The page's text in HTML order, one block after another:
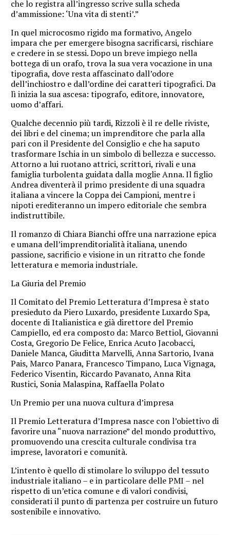
che lo registra all’ingresso scrive sulla scheda
d’ammissione: ‘Una vita di stenti’.”
In quel microcosmo rigido ma formativo, Angelo
impara che per emergere bisogna sacrificarsi, rischiare
e credere in se stessi. Dopo un breve impiego nella
bottega di un orafo, trova la sua vera vocazione in una
tipografia, dove resta affascinato dall’odore
dell’inchiostro e dall’ordine dei caratteri tipografici. Da
lì inizia la sua ascesa: tipografo, editore, innovatore,
uomo d’affari.
Qualche decennio più tardi, Rizzoli è il re delle riviste,
dei libri e del cinema; un imprenditore che parla alla
pari con il Presidente del Consiglio e che ha saputo
trasformare Ischia in un simbolo di bellezza e successo.
Attorno a lui ruotano attrici, scrittori, rivali e una
famiglia turbolenta guidata dalla moglie Anna. Il figlio
Andrea diventerà il primo presidente di una squadra
italiana a vincere la Coppa dei Campioni, mentre i
nipoti erediteranno un impero editoriale che sembra
indistruttibile.
Il romanzo di Chiara Bianchi offre una narrazione epica
e umana dell’imprenditorialità italiana, unendo
passione, sacrificio e visione in un ritratto che fonde
letteratura e memoria industriale.
La Giuria del Premio
Il Comitato del Premio Letteratura d’Impresa è stato
presieduto da Piero Luxardo, presidente Luxardo Spa,
docente di Italianistica e già direttore del Premio
Campiello, ed era composto da: Marco Bettiol, Giovanni
Costa, Gregorio De Felice, Enrica Acuto Jacobacci,
Daniele Manca, Giuditta Marvelli, Anna Sartorio, Ivana
Pais, Marco Panara, Francesco Timpano, Luca Vignaga,
Federico Visentin, Riccardo Pavanato, Anna Rita
Rustici, Sonia Malaspina, Raffaella Polato
Un Premio per una nuova cultura d’impresa
Il Premio Letteratura d’Impresa nasce con l’obiettivo di
favorire una “nuova narrazione” del mondo produttivo,
promuovendo una crescita culturale condivisa tra
imprese, lavoratori e comunità.
L’intento è quello di stimolare lo sviluppo del tessuto
industriale italiano – e in particolare delle PMI – nel
rispetto di un’etica comune e di valori condivisi,
considerati il punto di partenza per costruire un futuro
sostenibile e innovativo.